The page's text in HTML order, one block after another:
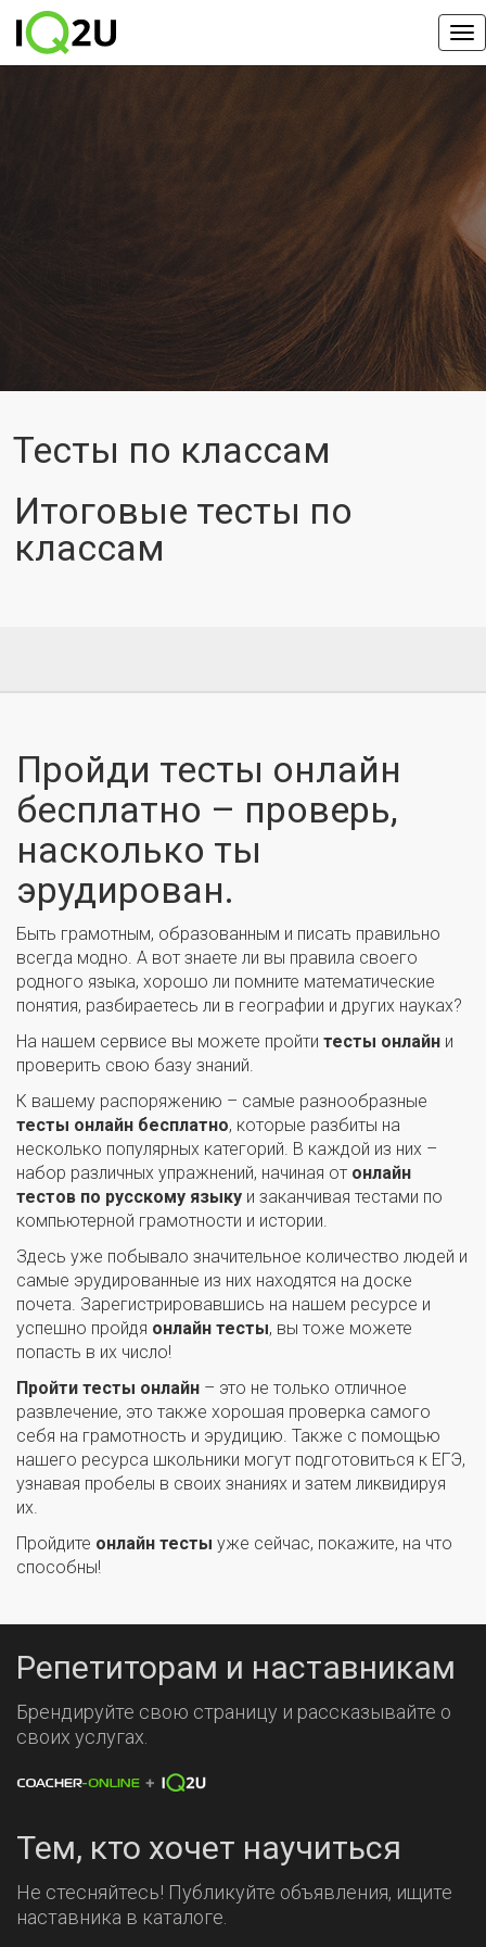
Тесты по классам
Итоговые тесты по
классам
Пройди тесты онлайн
бесплатно – проверь,
насколько ты
эрудирован.
Быть грамотным, образованным и писать правильно
всегда модно. А вот знаете ли вы правила своего
родного языка, хорошо ли помните математические
понятия, разбираетесь ли в географии и других науках?
На нашем сервисе вы можете пройти тесты онлайн и
проверить свою базу знаний.
К вашему распоряжению – самые разнообразные
тесты онлайн бесплатно, которые разбиты на
несколько популярных категорий. В каждой из них –
набор различных упражнений, начиная от онлайн
тестов по русскому языку и заканчивая тестами по
компьютерной грамотности и истории.
Здесь уже побывало значительное количество людей и
самые эрудированные из них находятся на доске
почета. Зарегистрировавшись на нашем ресурсе и
успешно пройдя онлайн тесты, вы тоже можете
попасть в их число!
Пройти тесты онлайн – это не только отличное
развлечение, это также хорошая проверка самого
себя на грамотность и эрудицию. Также с помощью
нашего ресурса школьники могут подготовиться к ЕГЭ,
узнавая пробелы в своих знаниях и затем ликвидируя
их.
Пройдите онлайн тесты уже сейчас, покажите, на что
способны!
Репетиторам и наставникам
Брендируйте свою страницу и рассказывайте о
своих услугах.
Тем, кто хочет научиться
Не стесняйтесь! Публикуйте объявления, ищите
наставника в каталоге.